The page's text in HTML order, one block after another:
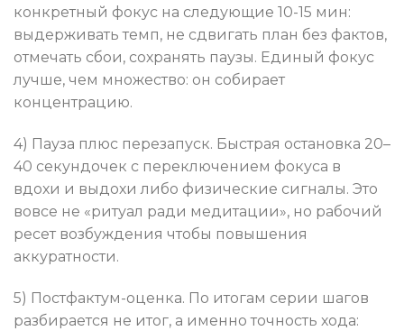
конкретный фокус на следующие 10-15 мин:
выдерживать темп, не сдвигать план без фактов,
отмечать сбои, сохранять паузы. Единый фокус
лучше, чем множество: он собирает
концентрацию.
4) Пауза плюс перезапуск. Быстрая остановка 20–
40 секундочек с переключением фокуса в
вдохи и выдохи либо физические сигналы. Это
вовсе не «ритуал ради медитации», но рабочий
ресет возбуждения чтобы повышения
аккуратности.
5) Постфактум-оценка. По итогам серии шагов
разбирается не итог, а именно точность хода: